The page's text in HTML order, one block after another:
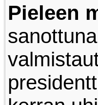
Pieleen